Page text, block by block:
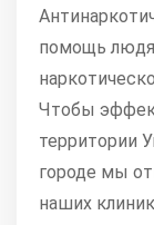
помощь
Чтобы
территории
городе мы
наших